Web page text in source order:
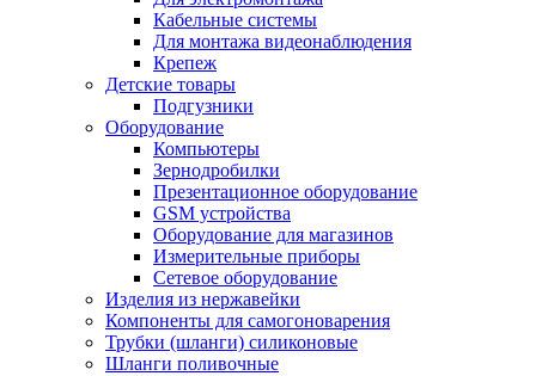
Кабельные системы
Для монтажа видеонаблюдения
Крепеж
Детские товары
Подгузники
Оборудование
Компьютеры
Зернодробилки
Презентационное оборудование
GSM устройства
Оборудование для магазинов
Измерительные приборы
Сетевое оборудование
Изделия из нержавейки
Компоненты для самогоноварения
Трубки (шланги) силиконовые
Шланги поливочные